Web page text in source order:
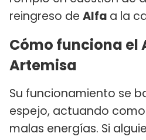
reingreso de Alfa a la
Cómo funciona el
Artemisa
Su funcionamiento se
espejo, actuando
malas energías. Si